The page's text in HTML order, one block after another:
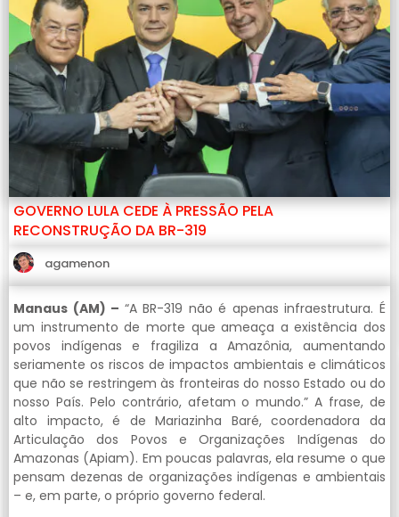
GOVERNO LULA CEDE À PRESSÃO PELA
RECONSTRUÇÃO DA BR-319
agamenon
Manaus (AM) – “A BR-319 não é apenas infraestrutura. É
um instrumento de morte que ameaça a existência dos
povos indígenas e fragiliza a Amazônia, aumentando
seriamente os riscos de impactos ambientais e climáticos
que não se restringem às fronteiras do nosso Estado ou do
nosso País. Pelo contrário, afetam o mundo.” A frase, de
alto impacto, é de Mariazinha Baré, coordenadora da
Articulação dos Povos e Organizações Indígenas do
Amazonas (Apiam). Em poucas palavras, ela resume o que
pensam dezenas de organizações indígenas e ambientais
– e, em parte, o próprio governo federal.